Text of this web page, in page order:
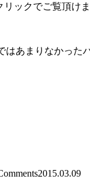
ックでご覧頂けま
はあまりなかった
2015.03.09